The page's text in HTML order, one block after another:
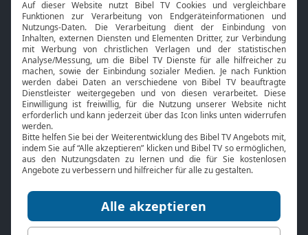
Neuigkeiten
Smart TV
HbbTV
Bibelthek Online-Bibel
Nächster Gottesdienst
Bibel TV
Über uns
Jobs
Mediadaten
Service
Kontakt
TV-Empfang